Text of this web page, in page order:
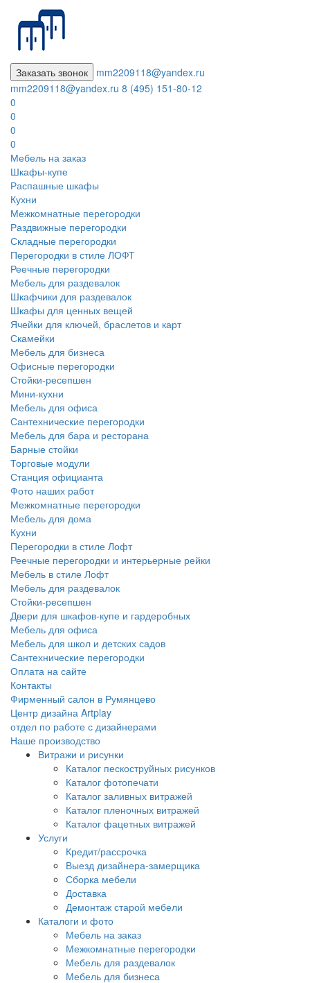
Заказать звонок
mm2209118@yandex.ru
mm2209118@yandex.ru 8 (495) 151-80-12
0
0
0
0
Мебель на заказ
Шкафы-купе
Распашные шкафы
Кухни
Межкомнатные перегородки
Раздвижные перегородки
Складные перегородки
Перегородки в стиле ЛОФТ
Реечные перегородки
Мебель для раздевалок
Шкафчики для раздевалок
Шкафы для ценных вещей
Ячейки для ключей, браслетов и карт
Скамейки
Мебель для бизнеса
Офисные перегородки
Стойки-ресепшен
Мини-кухни
Мебель для офиса
Сантехнические перегородки
Мебель для бара и ресторана
Барные стойки
Торговые модули
Станция официанта
Фото наших работ
Межкомнатные перегородки
Мебель для дома
Кухни
Перегородки в стиле Лофт
Реечные перегородки и интерьерные рейки
Мебель в стиле Лофт
Мебель для раздевалок
Стойки-ресепшен
Двери для шкафов-купе и гардеробных
Мебель для офиса
Мебель для школ и детских садов
Сантехнические перегородки
Оплата на сайте
Контакты
Фирменный салон в Румянцево
Центр дизайна Artplay
отдел по работе с дизайнерами
Наше производство
Витражи и рисунки
Каталог пескоструйных рисунков
Каталог фотопечати
Каталог заливных витражей
Каталог пленочных витражей
Каталог фацетных витражей
Услуги
Кредит/рассрочка
Выезд дизайнера-замерщика
Сборка мебели
Доставка
Демонтаж старой мебели
Каталоги и фото
Мебель на заказ
Межкомнатные перегородки
Мебель для раздевалок
Мебель для бизнеса